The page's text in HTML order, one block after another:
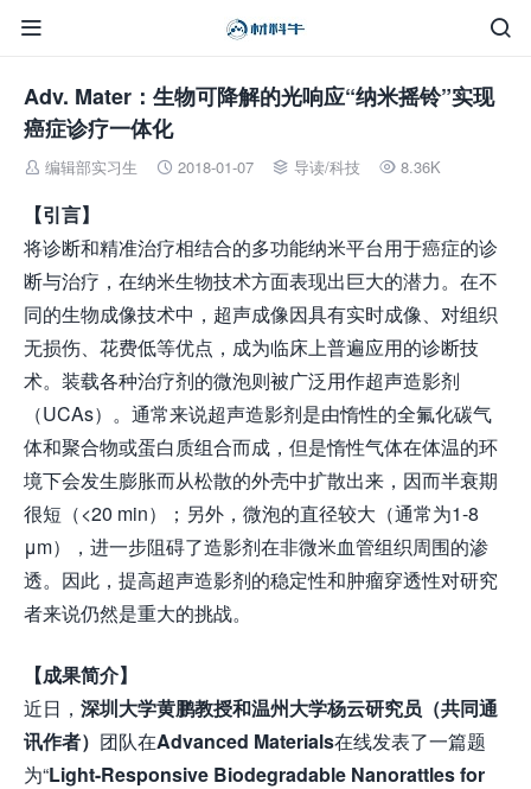


Adv. Mater：生物可降解的光响应“纳米摇铃”实现
癌症诊疗一体化
 编辑部实习生  2018-01-07  导读/科技  8.36K
【引言】
将诊断和精准治疗相结合的多功能纳米平台用于癌症的诊
断与治疗，在纳米生物技术方面表现出巨大的潜力。在不
同的生物成像技术中，超声成像因具有实时成像、对组织
无损伤、花费低等优点，成为临床上普遍应用的诊断技
术。装载各种治疗剂的微泡则被广泛用作超声造影剂
（UCAs）。通常来说超声造影剂是由惰性的全氟化碳气
体和聚合物或蛋白质组合而成，但是惰性气体在体温的环
境下会发生膨胀而从松散的外壳中扩散出来，因而半衰期
很短（<20 min）；另外，微泡的直径较大（通常为1-8
μm），进一步阻碍了造影剂在非微米血管组织周围的渗
透。因此，提高超声造影剂的稳定性和肿瘤穿透性对研究
者来说仍然是重大的挑战。
【成果简介】
近日， 深圳大学黄鹏教授和温州大学杨云研究员（共同通
讯作者） 团队在Advanced Materials在线发表了一篇题
为“Light-Responsive Biodegradable Nanorattles for